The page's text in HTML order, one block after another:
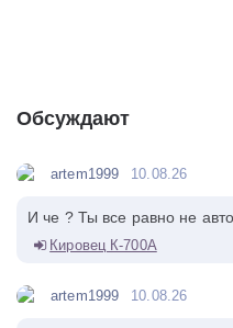
Обсуждают
artem1999 10.08.26
И че ? Ты все равно не
Кировец К-700А
artem1999 10.08.26